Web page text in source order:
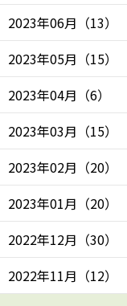
2023年06月 （13）
2023年05月 （15）
2023年04月 （6）
2023年03月 （15）
2023年02月 （20）
2023年01月 （20）
2022年12月 （30）
2022年11月 （12）